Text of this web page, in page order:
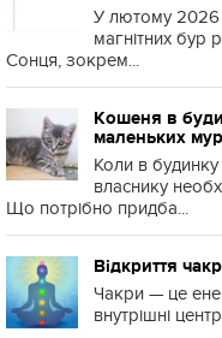
У лютому 2026
магнітних бур
Сонця, зокрем...
Кошеня в
маленьких
Коли в
власнику
Що потрібно придба...
Відкриття
Чакри — це
внутрішні